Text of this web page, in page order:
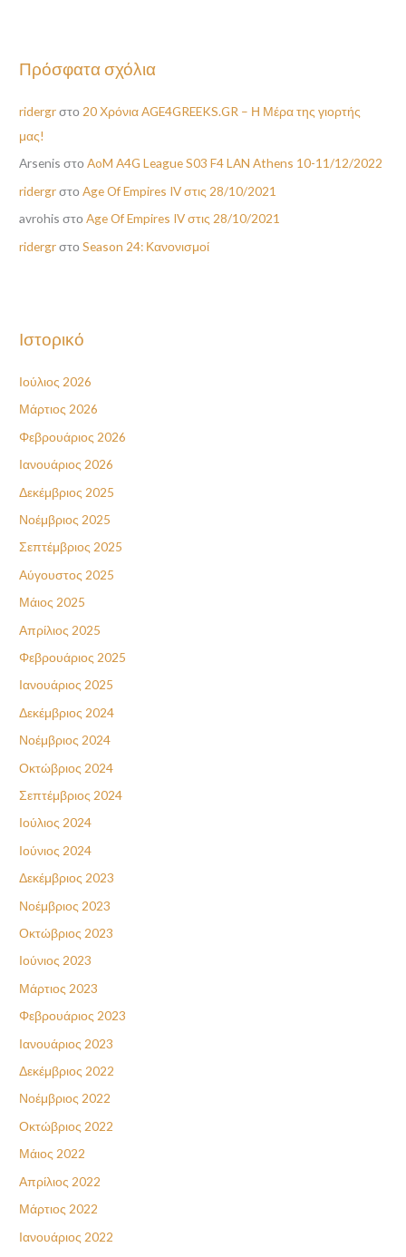
Πρόσφατα σχόλια
ridergrστο 20 Χρόνια AGE4GREEKS.GR – Η Μέρα της γιορτής
μας!
Arsenis στοAoM A4G League S03 F4 LAN Athens 10-11/12/2022
ridergrστοAge Of Empires IV στις 28/10/2021
avrohis στοAge Of Empires IV στις 28/10/2021
ridergrστοSeason 24: Κανονισμοί
Ιστορικό
Ιούλιος 2026
Μάρτιος 2026
Φεβρουάριος 2026
Ιανουάριος 2026
Δεκέμβριος 2025
Νοέμβριος 2025
Σεπτέμβριος 2025
Αύγουστος 2025
Μάιος 2025
Απρίλιος 2025
Φεβρουάριος 2025
Ιανουάριος 2025
Δεκέμβριος 2024
Νοέμβριος 2024
Οκτώβριος 2024
Σεπτέμβριος 2024
Ιούλιος 2024
Ιούνιος 2024
Δεκέμβριος 2023
Νοέμβριος 2023
Οκτώβριος 2023
Ιούνιος 2023
Μάρτιος 2023
Φεβρουάριος 2023
Ιανουάριος 2023
Δεκέμβριος 2022
Νοέμβριος 2022
Οκτώβριος 2022
Μάιος 2022
Απρίλιος 2022
Μάρτιος 2022
Ιανουάριος 2022